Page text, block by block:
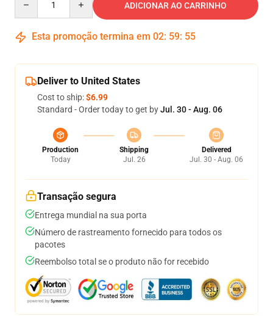
ADICIONAR AO CARRINHO
Esta promoção termina em 02: 59: 54
Deliver to United States
Cost to ship:$6.99
Standard - Order today to get byJul. 30 - Aug. 06
Production
Today
Shipping
Jul. 26
Delivered
Jul. 30 - Aug. 06
Transação segura
Entrega mundial na sua porta
Número de rastreamento fornecido para todos os
pacotes
Reembolso total se o produto não for recebido